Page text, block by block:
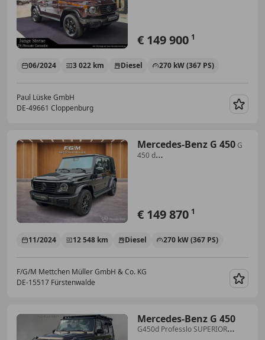
€ 149 900 1
06/2024 3 022 km Diesel 270 kW (367 PS)
Paul Lüske GmbH
DE-49661 Cloppenburg
Mercedes-Benz G 450G
450 d
€ 149 870 1
11/2024 12 548 km Diesel 270 kW (367 PS)
F/G/M Mettchen Müller GmbH & Co. KG
DE-15517 Fürstenwalde
Mercedes-Benz G 450
G450d Professlo SUPERIOR